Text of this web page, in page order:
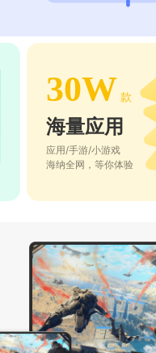
30W 款
海量应用
应用/手游/小游戏
海纳全网，等你体验